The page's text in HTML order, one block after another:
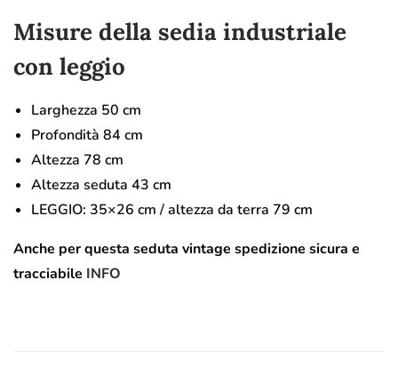
Misure della sedia industriale
con leggio
Larghezza 50 cm
Profondità 84 cm
Altezza 78 cm
Altezza seduta 43 cm
LEGGIO: 35×26 cm / altezza da terra 79 cm
Anche per questa seduta vintage spedizione sicura e
tracciabile INFO